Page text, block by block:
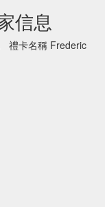
信息
禮卡名稱 Frederic